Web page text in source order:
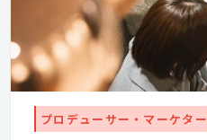
プロデューサー・マーケター